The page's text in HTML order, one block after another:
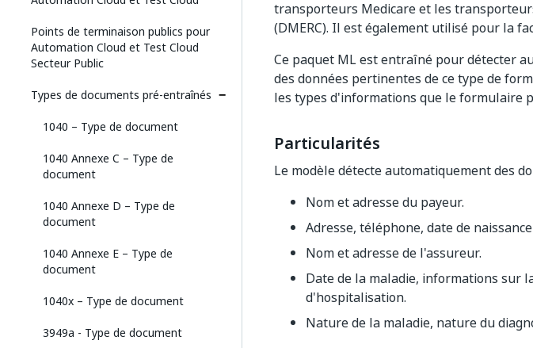
Points de terminaison publics pour
Automation Cloud et Test Cloud
Secteur Public
Types de documents pré-entraînés
1040 – Type de document
1040 Annexe C – Type de
document
1040 Annexe D – Type de
document
1040 Annexe E – Type de
document
1040x – Type de document
3949a - Type de document
transporteurs Medicare et les
(DMERC). Il est également utilisé pour la
Ce paquet ML est entraîné pour détecter
des données pertinentes de ce type de
les types d'informations que le formulaire
Particularités
Le modèle détecte automatiquement des
Nom et adresse du payeur.
Adresse, téléphone, date de
Nom et adresse de l'assureur.
Date de la maladie, informations sur
d'hospitalisation.
Nature de la maladie, nature du